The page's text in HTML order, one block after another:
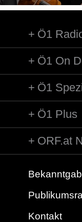
Ö1
Ö1 On
Ö1
Ö1 Plus
ORF.at
Kontakt